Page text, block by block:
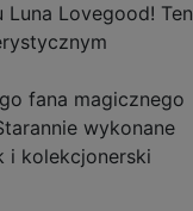
Lovegood! Ten
fana magicznego
wykonane
i kolekcjonerski